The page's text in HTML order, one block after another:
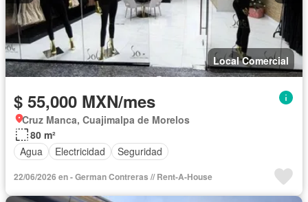
Local Comercial
$ 55,000 MXN/mes
Cruz Manca, Cuajimalpa de Morelos
80 m²
Agua
Electricidad Seguridad
22/06/2026 en - German Contreras // Rent-A-House